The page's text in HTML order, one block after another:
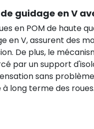
guidage en V
en POM de haute
en V, assurent des
De plus, le
par un support
sans
à long terme des